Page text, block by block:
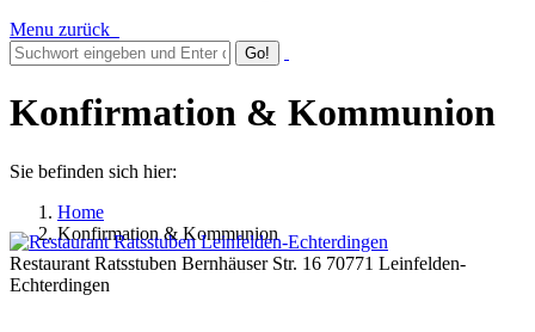
Menu zurück
Konfirmation & Kommunion
Sie befinden sich hier:
Home
Konfirmation & Kommunion
Restaurant Ratsstuben Bernhäuser Str. 16 70771 Leinfelden-
Echterdingen